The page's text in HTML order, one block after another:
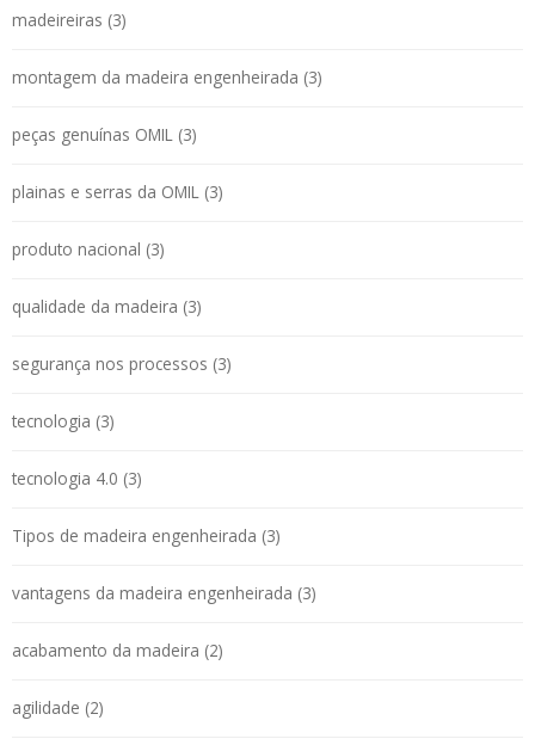
madeireiras (3)
montagem da madeira engenheirada (3)
peças genuínas OMIL (3)
plainas e serras da OMIL (3)
produto nacional (3)
qualidade da madeira (3)
segurança nos processos (3)
tecnologia (3)
tecnologia 4.0 (3)
Tipos de madeira engenheirada (3)
vantagens da madeira engenheirada (3)
acabamento da madeira (2)
agilidade (2)